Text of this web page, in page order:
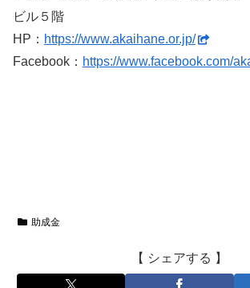
ビル５階
HP： https://www.akaihane.or.jp/
Facebook： https://www.facebook.com/
助成金
【 シェアする 】